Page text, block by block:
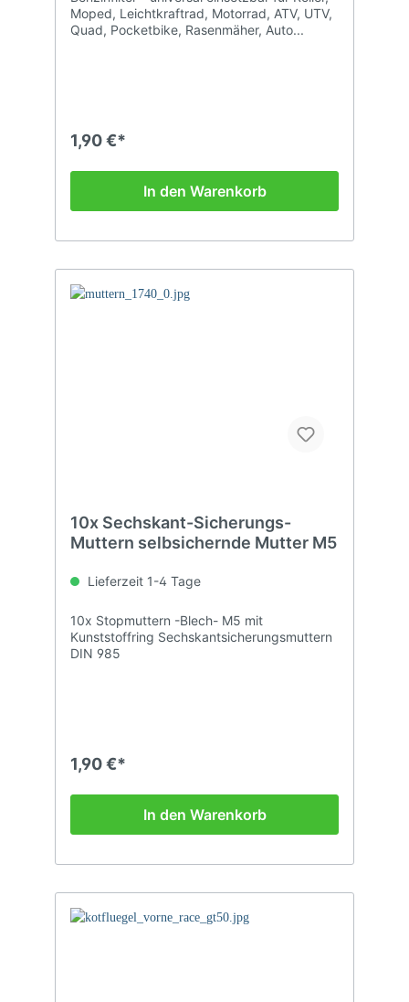
Moped, Leichtkraftrad, Motorrad, ATV, UTV,
Quad, Pocketbike, Rasenmäher, Auto...
1,90 €*
In den Warenkorb
10x Sechskant-Sicherungs-
Muttern selbsichernde Mutter M5
Lieferzeit 1-4 Tage
10x Stopmuttern -Blech- M5 mit
Kunststoffring Sechskantsicherungsmuttern
DIN 985
1,90 €*
In den Warenkorb